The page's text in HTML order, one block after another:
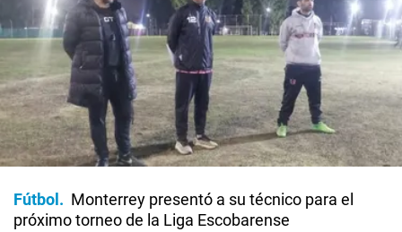
Fútbol
Monterrey presentó a su técnico para el
próximo torneo de la Liga Escobarense